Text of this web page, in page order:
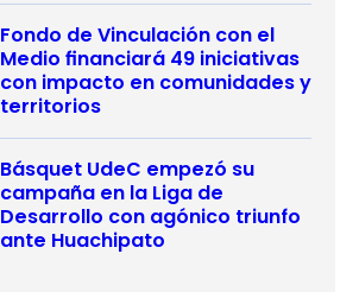
Fondo de Vinculación con el
Medio financiará 49 iniciativas
con impacto en comunidades y
territorios
Básquet UdeC empezó su
campaña en la Liga de
Desarrollo con agónico triunfo
ante Huachipato